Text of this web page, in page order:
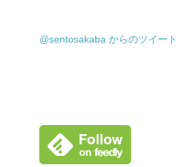
@sentosakaba からのツイート